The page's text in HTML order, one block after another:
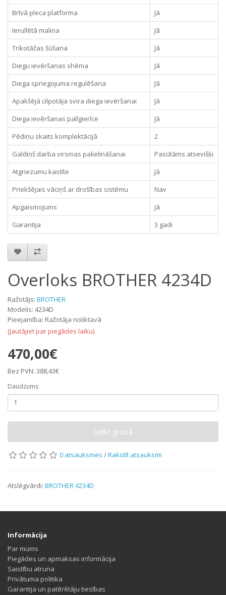
Brīvā pleca platforma
Jā
Ierullētā maliņa
Jā
Trikotāžas šūšana
Jā
Diegu ievēršanas shēma
Jā
Diega spriegojuma regulēšana
Jā
Apakšējā cilpotāja svira diega ievēršanai
Jā
Diega ievēršanas palīgierīce
Jā
Pēdiņu skaits komplektācijā
2
Galdiņš darba virsmas palielināšanai
Pasūtāms atsevišķi
Atgriezumu kastīte
Jā
Priekšējais vāciņš ar drošības sistēmu
Nav
Apgaismojums
Jā
Garantija
3 gadi
Overloks BROTHER 4234D
Ražotājs: BROTHER
Modelis: 4234D
Pieejamība: Ražotāja noliktavā
(Jautājiet par piegādes laiku)
470,00€
Bez PVN: 388,43€
Daudzums
Ielikt grozā
0 atsauksmes /Rakstīt atsauksmi
Atslēgvārdi: BROTHER 4234D
Informācija
Par mums
Piegādes un apmaksas informācija
Saistību atruna
Privātuma politika
Garantija un patērētāju tiesības